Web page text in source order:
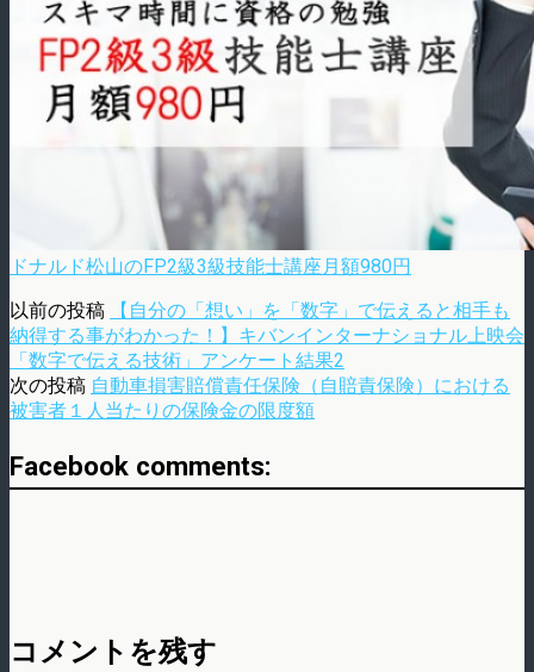
ドナルド松山のFP2級3級技能士講座月額980円
以前の投稿
【自分の「想い」を「数字」で伝えると相手も
納得する事がわかった！】キバンインターナショナル上映会
「数字で伝える技術」アンケート結果2
次の投稿 自動車損害賠償責任保険（自賠責保険）における
被害者１人当たりの保険金の限度額
Facebook comments:
コメントを残す